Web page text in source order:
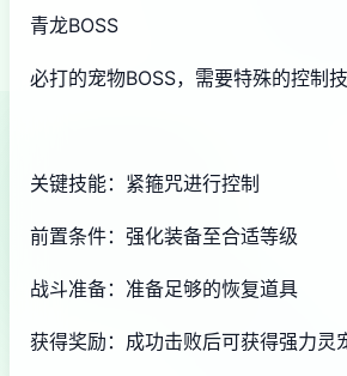
青龙BOSS
必打的宠物BOSS，需要特殊的控制技
关键技能：紧箍咒进行控制
前置条件：强化装备至合适等级
战斗准备：准备足够的恢复道具
获得奖励：成功击败后可获得强力灵